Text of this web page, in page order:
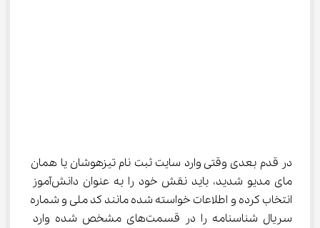
در قدم بعدی وقتی وارد سایت ثبت نام تیزهوشان یا همان
مای مدیو شدید، باید نقش خود را به عنوان دانش‌آموز
انتخاب کرده و اطلاعات خواسته شده مانند کد ملی و شماره
سریال شناسنامه را در قسمت‌های مشخص شده وارد